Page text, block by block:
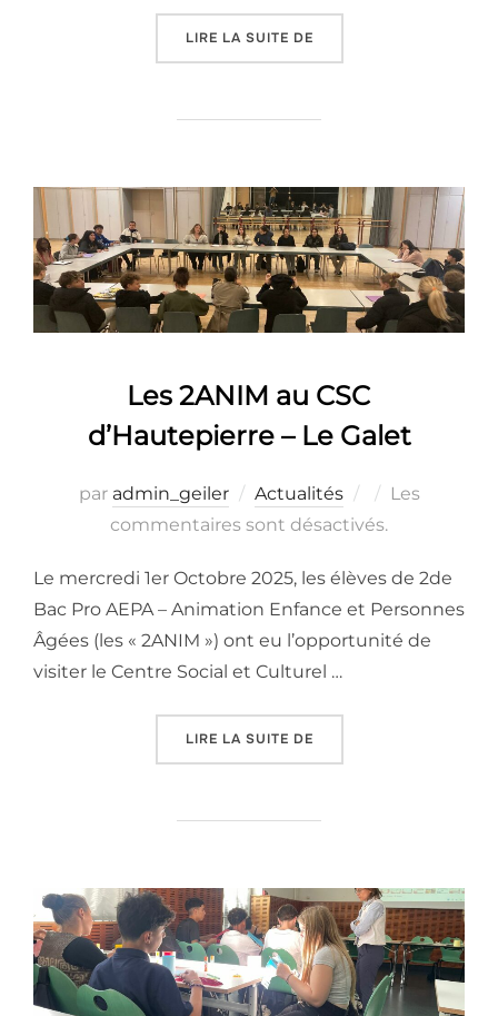
LIRE LA SUITE DE« PROJET HALLOWEEN
Les 2ANIM au CSC
d’Hautepierre – Le Galet
par admin_geiler Actualités
Publié
le
Les
commentaires sont désactivés.
Le mercredi 1er Octobre 2025, les élèves de 2de
Bac Pro AEPA – Animation Enfance et Personnes
Âgées (les « 2ANIM ») ont eu l’opportunité de
visiter le Centre Social et Culturel …
LIRE LA SUITE DE« LES 2ANIM AU CSC